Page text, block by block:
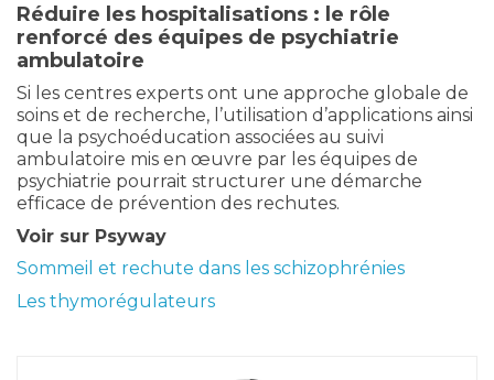
Réduire les hospitalisations : le rôle
renforcé des équipes de psychiatrie
ambulatoire
Si les centres experts ont une approche globale de
soins et de recherche, l’utilisation d’applications ainsi
que la psychoéducation associées au suivi
ambulatoire mis en œuvre par les équipes de
psychiatrie pourrait structurer une démarche
efficace de prévention des rechutes.
Voir sur Psyway
Sommeil et rechute dans les schizophrénies
Les thymorégulateurs